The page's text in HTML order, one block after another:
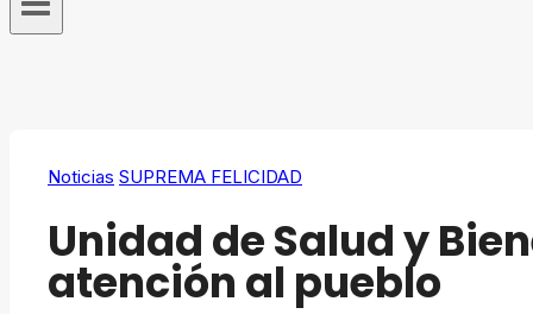
Noticias SUPREMA FELICIDAD
Unidad de Salud y
atención al pueblo